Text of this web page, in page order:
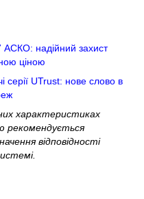
АСКО: надійний захист
ціною
серії UTrust: нове слово в
характеристиках
рекомендується
відповідності